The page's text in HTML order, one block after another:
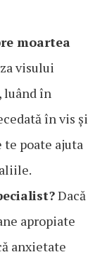
moartea
visului
luând în
în vis și
poate ajuta
Dacă
apropiate
anxietate